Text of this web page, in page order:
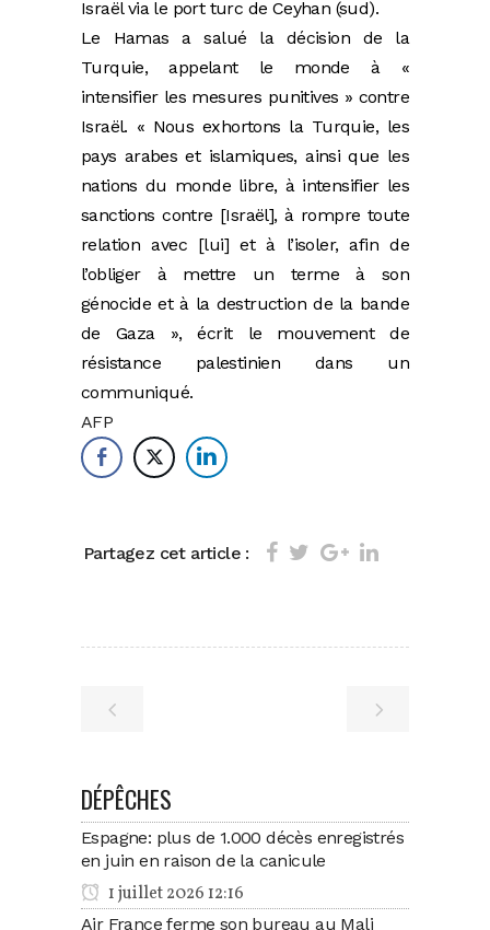
Israël via le port turc de Ceyhan (sud).
Le Hamas a salué la décision de la
Turquie, appelant le monde à «
intensifier les mesures punitives » contre
Israël. « Nous exhortons la Turquie, les
pays arabes et islamiques, ainsi que les
nations du monde libre, à intensifier les
sanctions contre [Israël], à rompre toute
relation avec [lui] et à l’isoler, afin de
l’obliger à mettre un terme à son
génocide et à la destruction de la bande
de Gaza », écrit le mouvement de
résistance palestinien dans un
communiqué.
AFP
Partagez cet article :
DÉPÊCHES
Espagne: plus de 1.000 décès enregistrés
en juin en raison de la canicule
1 juillet 2026 12:16
Air France ferme son bureau au Mali